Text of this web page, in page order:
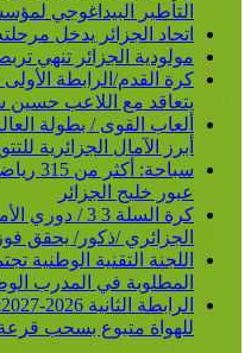
التأطير البيداغوجي
اتحاد الجزائر يدخل
مولودية الجزائر تنهي
كرة القدم/الرابطة
يتعاقد مع اللاعب حسين
أبرز الآمال الجزائرية
عبور خليج الجزائر
الجزائري /ذكور/ يحقق
اللجنة التقنية
المطلوبة في المدرب
للهواة متبوع بسحب قرعة